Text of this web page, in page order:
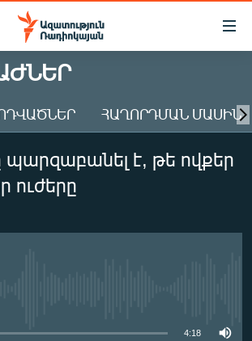
2026
ՀԱՂՈՐԴՄԱՆ ՄԱՍԻՆ
է, թե ովքեր
ուժերը
4:18